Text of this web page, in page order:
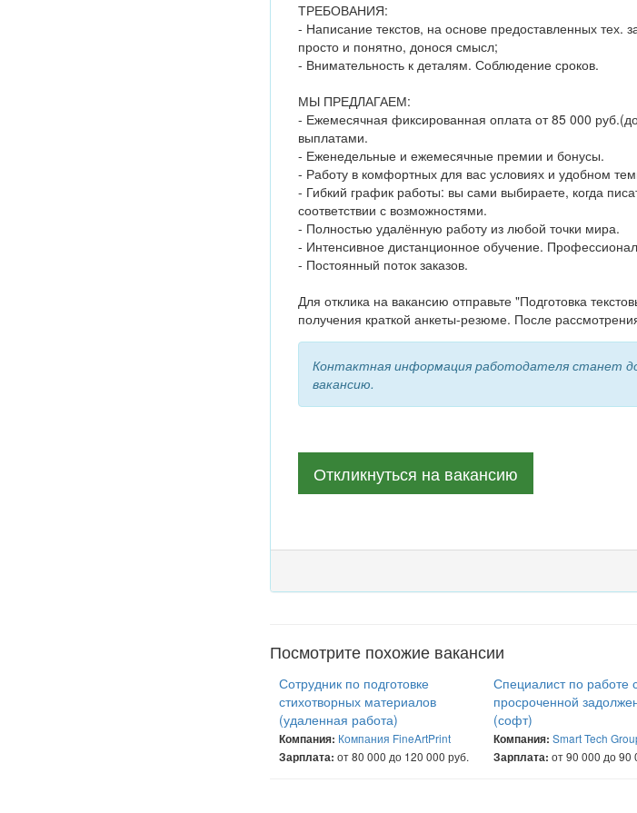
ТРЕБОВАНИЯ:
- Написание текстов, на основе предоставленных тех.
просто и понятно, донося смысл;
- Внимательность к деталям. Соблюдение сроков.
МЫ ПРЕДЛАГАЕМ:
- Ежемесячная фиксированная оплата от 85 000
выплатами.
- Еженедельные и ежемесячные премии и бонусы.
- Работу в комфортных для вас условиях и удобном
- Гибкий график работы: вы сами выбираете, когда
соответствии с возможностями.
- Полностью удалённую работу из любой точки мира.
- Интенсивное дистанционное обучение.
- Постоянный поток заказов.
Для отклика на вакансию отправьте "Подготовка
получения краткой анкеты-резюме. После
Контактная информация работодателя станет
вакансию.
Откликнуться на вакансию
Посмотрите похожие вакансии
Сотрудник по подготовке
стихотворных материалов
(удаленная работа)
Компания: Компания FineArtPrint
Зарплата: от 80 000 до 120 000 руб.
Специалист по работе
просроченной
(софт)
Компания: Smart Tech
Зарплата: от 90 000 до 90